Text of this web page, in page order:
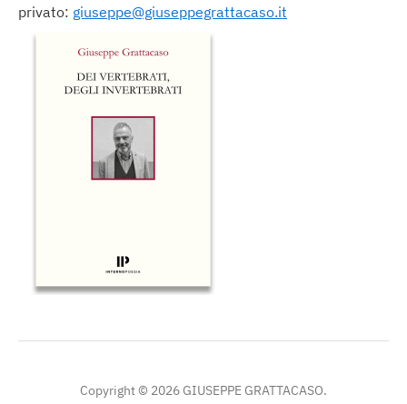
privato: giuseppe@giuseppegrattacaso.it
Copyright © 2026 GIUSEPPE GRATTACASO.